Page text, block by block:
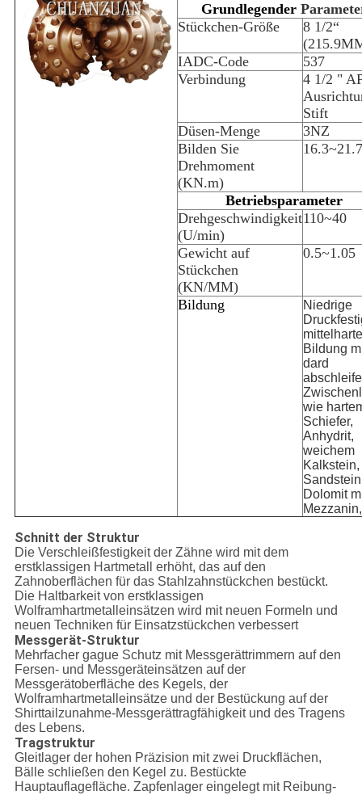
Grundlegender
Stückchen-Größe
8 1/2“
IADC-Code
537
Verbindung
4 1/2 "
Stift
Düsen-Menge
3NZ
Bilden Sie
Drehmoment
(KN.m)
16.3~21.7
Betriebsparameter
Drehgeschwindigkeit
(U/min)
110~40
Gewicht auf
Stückchen
(KN/MM)
0.5~1.05
Bildung
Niedrige
mittelharte
Bildung
dard
wie
Schiefer,
Anhydrit,
weichem
Kalkstein,
Dolomit
Schnitt der Struktur
Die Verschleißfestigkeit der Zähne wird mit dem
erstklassigen Hartmetall erhöht, das auf den
Zahnoberflächen für das Stahlzahnstückchen bestückt.
Die Haltbarkeit von erstklassigen
Wolframhartmetalleinsätzen wird mit neuen Formeln und
neuen Techniken für Einsatzstückchen verbessert
Messgerät-Struktur
Mehrfacher gague Schutz mit Messgerättrimmern auf den
Fersen- und Messgeräteinsätzen auf der
Messgerätoberfläche des Kegels, der
Wolframhartmetalleinsätze und der Bestückung auf der
Shirttailzunahme-Messgerättragfähigkeit und des Tragens
des Lebens.
Tragstruktur
Gleitlager der hohen Präzision mit zwei Druckflächen,
Bälle schließen den Kegel zu. Bestückte
Hauptauflagefläche. Zapfenlager eingelegt mit Reibung-